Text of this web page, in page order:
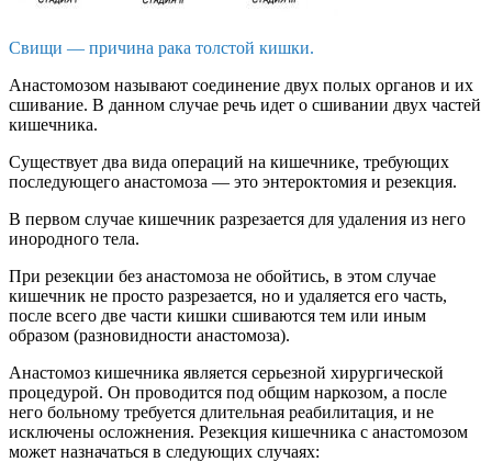
Свищи — причина рака толстой кишки.
Анастомозом называют соединение двух полых органов и их
сшивание. В данном случае речь идет о сшивании двух частей
кишечника.
Существует два вида операций на кишечнике, требующих
последующего анастомоза — это энтероктомия и резекция.
В первом случае кишечник разрезается для удаления из него
инородного тела.
При резекции без анастомоза не обойтись, в этом случае
кишечник не просто разрезается, но и удаляется его часть,
после всего две части кишки сшиваются тем или иным
образом (разновидности анастомоза).
Анастомоз кишечника является серьезной хирургической
процедурой. Он проводится под общим наркозом, а после
него больному требуется длительная реабилитация, и не
исключены осложнения. Резекция кишечника с анастомозом
может назначаться в следующих случаях: